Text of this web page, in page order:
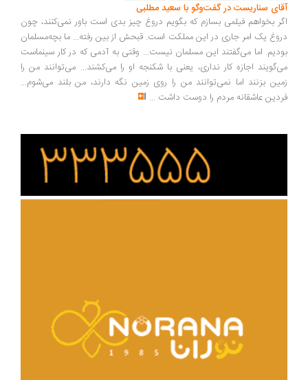
سناریست در گفت‌وگو با سعید مطلبی
بخواهم فیلمی بسازم که بگویم دروغ چیز بدی است باور نمی‌کنند، چون
یک امر جاری در این مملکت است. قبحش از بین رفته... ما بچه‌مسلمان
اما می‌گفتند این مسلمان نیست... وقتی به آدمی که در کار سینماست
اجازه کار نداری، یعنی با شکنجه او را می‌کشند... می‌توانند من را
بزنند اما نمی‌توانند من را روی زمین نگه دارند، من بلند می‌شوم...
عاشقانه مردم را دوست داشت ...